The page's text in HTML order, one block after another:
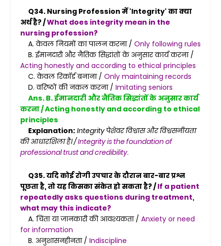
Q34. Nursing Profession में 'Integrity' का क्या
अर्थ है? /What does integrity mean in the
nursing profession?
A. केवल नियमों का पालन करना / Only following rules
B. ईमानदारी और नैतिक सिद्धांतों के अनुसार कार्य करना /
Acting honestly and according to ethical principles
C. केवल रिकॉर्ड बनाना / Only maintaining records
D. वरिष्ठों की नकल करना / Imitating seniors
Ans. B. ईमानदारी और नैतिक सिद्धांतों के अनुसार कार्य
करना / Acting honestly and according to ethical
principles
Explanation: Integrity पेशेवर विश्वास और विश्वसनीयता
की आधारशिला है। /Integrity is the foundation of
professional trust and credibility.
Q35. यदि कोई रोगी उपचार के दौरान बार-बार प्रश्न
पूछता है, तो यह किसका संकेत हो सकता है? /If a patient
repeatedly asks questions during treatment,
what may this indicate?
A. चिंता या जानकारी की आवश्यकता / Anxiety or need
for information
B. अनुशासनहीनता / Indiscipline